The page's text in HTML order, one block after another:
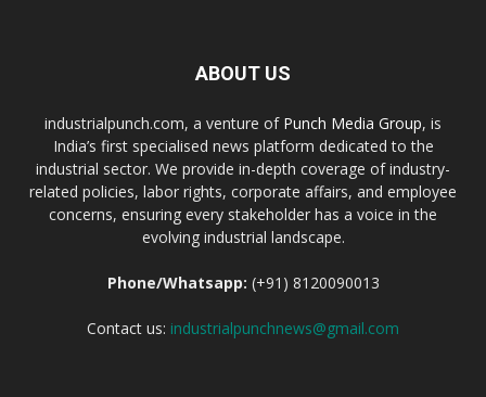
ABOUT US
industrialpunch.com, a venture of Punch Media Group, is
India’s first specialised news platform dedicated to the
industrial sector. We provide in-depth coverage of industry-
related policies, labor rights, corporate affairs, and employee
concerns, ensuring every stakeholder has a voice in the
evolving industrial landscape.
Phone/Whatsapp: (+91) 8120090013
Contact us: industrialpunchnews@gmail.com